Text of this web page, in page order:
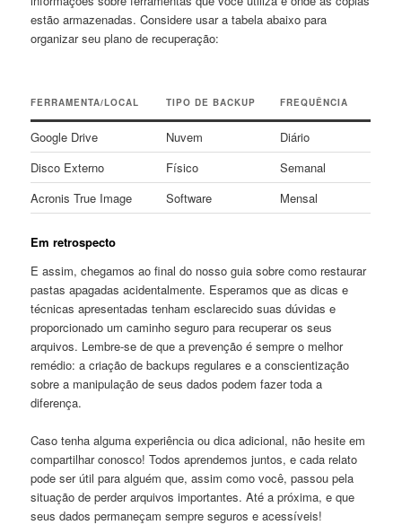
‍estão ⁣armazenadas. Considere usar a tabela abaixo para
organizar⁣ seu plano de recuperação:
FERRAMENTA/LOCAL TIPO DE BACKUP FREQUÊNCIA
Google Drive Nuvem
Diário
Disco Externo
Físico
Semanal
Acronis True Image
Software Mensal
Em retrospecto
E‍ assim, ⁢chegamos ⁢ao ⁢final do ‌nosso guia⁣ sobre como restaurar
pastas apagadas acidentalmente. Esperamos ‍que as dicas e
técnicas apresentadas tenham esclarecido ⁤suas dúvidas e
proporcionado um caminho seguro para ​recuperar os seus
arquivos. Lembre-se ‍de ​que a prevenção é sempre o melhor
⁢remédio: a‍ criação de‍ backups regulares e⁤ a conscientização
sobre a manipulação de seus dados podem‌ fazer toda a
diferença.
Caso ‌tenha⁢ alguma experiência ou ‍dica adicional,⁣ não hesite em⁣
compartilhar conosco! Todos aprendemos⁢ juntos, e ‍cada relato
pode ser útil para alguém⁣ que, assim‍ como você, passou pela‌
situação de perder arquivos importantes. ‍Até a ​próxima, ⁤e que
seus dados permaneçam sempre seguros e acessíveis!